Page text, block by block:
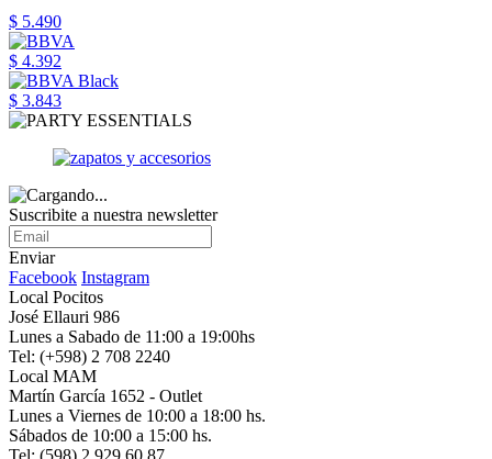
$ 5.490
$ 4.392
$ 3.843
Suscribite a nuestra newsletter
Enviar
Facebook Instagram
Local Pocitos
José Ellauri 986
Lunes a Sabado de 11:00 a 19:00hs
Tel: (+598) 2 708 2240
Local MAM
Martín García 1652 - Outlet
Lunes a Viernes de 10:00 a 18:00 hs.
Sábados de 10:00 a 15:00 hs.